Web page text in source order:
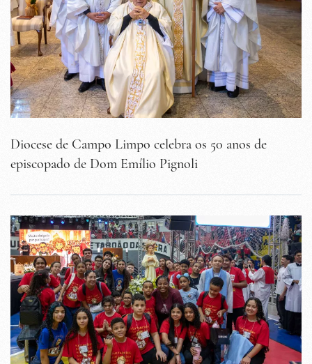
Diocese de Campo Limpo celebra os 50 anos de
episcopado de Dom Emílio Pignoli